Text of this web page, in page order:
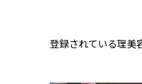
登録されている理美